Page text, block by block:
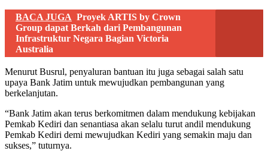
BACA JUGA Proyek ARTIS by Crown
Group dapat Berkah dari Pembangunan
Infrastruktur Negara Bagian Victoria
Australia
Menurut Busrul, penyaluran bantuan itu juga sebagai salah satu
upaya Bank Jatim untuk mewujudkan pembangunan yang
berkelanjutan.
“Bank Jatim akan terus berkomitmen dalam mendukung kebijakan
Pemkab Kediri dan senantiasa akan selalu turut andil mendukung
Pemkab Kediri demi mewujudkan Kediri yang semakin maju dan
sukses,” tuturnya.